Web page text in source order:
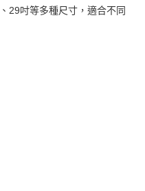
費。
（以下簡稱本公司）所提供，讓
務，並由商店將買賣／分期付款
司帳單繳交帳款。
約關係目的，商店將以您的個人
確認、核對及更正。
29吋等多種尺寸，適合不同